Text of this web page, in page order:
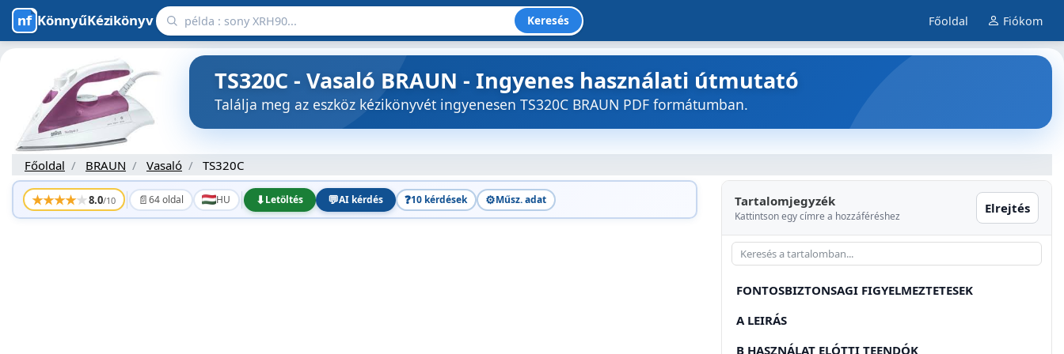
KönnyűKézikönyv Keresés Főoldal Fiókom
TS320C - Vasaló BRAUN - Ingyenes használati útmutató
Találja meg az eszköz kézikönyvét ingyenesen TS320C BRAUN PDF formátumban.
Főoldal BRAUN Vasaló TS320C
★★★★★8.0/10 📄64 oldal HU ⬇Letöltés 💬AI kérdés ❓10 kérdések ⚙️Műsz. adat Tartalomjegyzék
Kattintson egy címre a hozzáféréshez
Elrejtés
FONTOSBIZTONSAGI FIGYELMEZTETESEK
A LEIRÁS
B HASZNÁLAT ELÓTTI TEENDÓK